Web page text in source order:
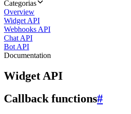
Categorias
Overview
Widget API
Webhooks API
Chat API
Bot API
Documentation
Widget API
Callback functions#